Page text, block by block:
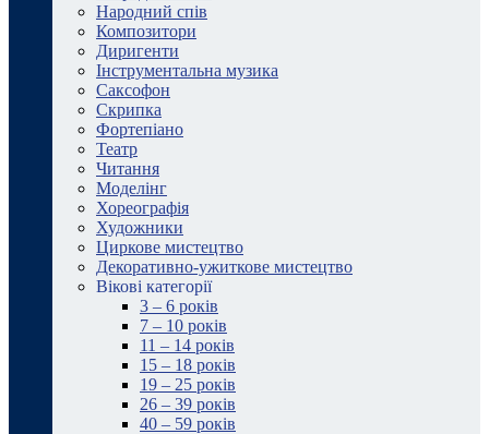
Народний спів
Композитори
Диригенти
Інструментальна музика
Саксофон
Скрипка
Фортепіано
Театр
Читання
Моделінг
Хореографія
Художники
Циркове мистецтво
Декоративно-ужиткове мистецтво
Вікові категорії
3 – 6 років
7 – 10 років
11 – 14 років
15 – 18 років
19 – 25 років
26 – 39 років
40 – 59 років